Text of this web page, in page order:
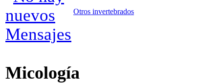
Otros invertebrados
Micología